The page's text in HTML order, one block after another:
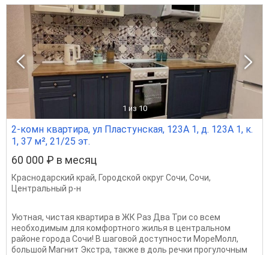
1 из 10
2-комн квартира, ул Пластунская, 123А 1, д. 123А 1, к.
1, 37 м², 21/25 эт.
60 000 ₽ в месяц
Краснодарский край, Городской округ Сочи, Сочи,
Центральный р-н
Уютная, чистая квартира в ЖК Раз Два Три со всем
необходимым для комфортного жилья в центральном
районе города Сочи! В шаговой доступности МореМолл,
большой Магнит Экстра, также в доль речки прогулочным